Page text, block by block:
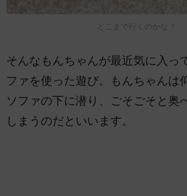
どこまで行くのかな？
そんなもんちゃんが最近気に入っ
ファを使った遊び。もんちゃんは
ソファの下に潜り、ごそごそと奥
しまうのだといいます。